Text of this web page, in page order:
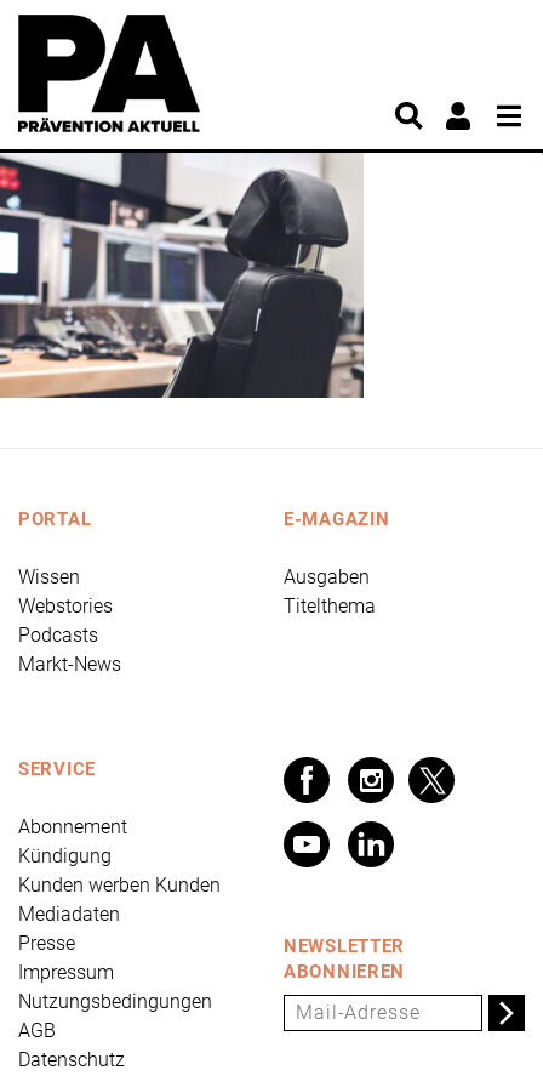
PORTAL
Wissen
Webstories
Podcasts
Markt-News
E-MAGAZIN
Ausgaben
Titelthema
SERVICE
Abonnement
Kündigung
Kunden werben Kunden
Mediadaten
Presse
Impressum
Nutzungsbedingungen
AGB
Datenschutz
NEWSLETTER
ABONNIEREN